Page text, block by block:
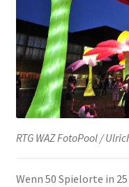
%Angebote%
RTG WAZ FotoPool /
Wenn 50 Spielorte in